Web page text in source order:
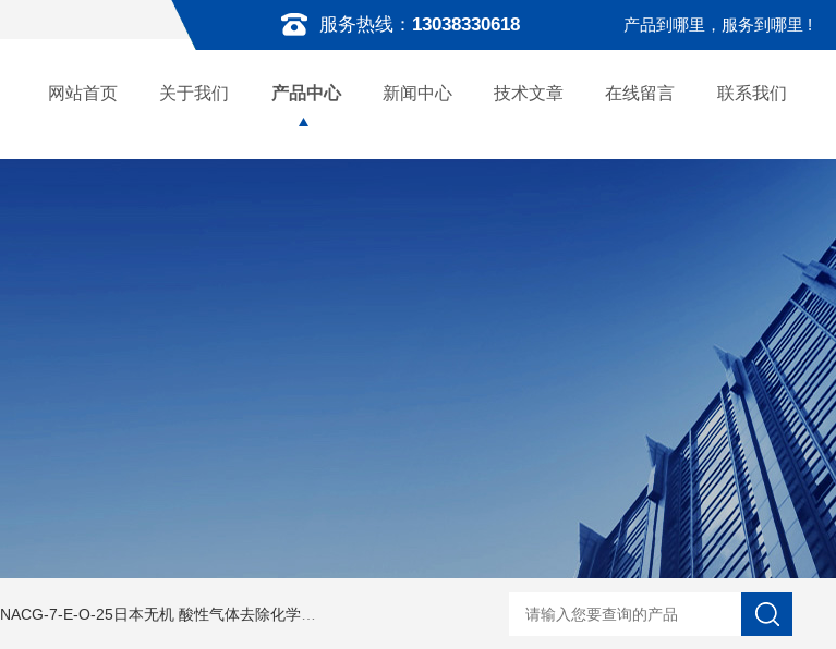
服务热线： 13038330618 产品到哪里，服务到哪里 !
网站首页 关于我们 产品中心 新闻中心 技术文章 在线留言 联系我们
NACG-7-E-O-25日本无机 酸性气体去除化学滤芯 NECS-7-E-B-25日本无机 酸性气体去除化学滤芯 NECS-7-E-A-25日本无